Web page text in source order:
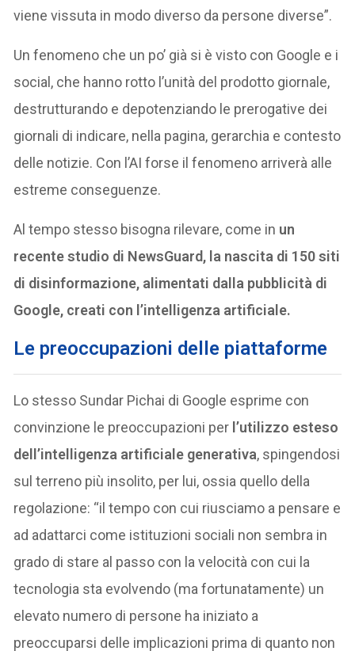
viene vissuta in modo diverso da persone diverse”.
Un fenomeno che un po’ già si è visto con Google e i
social, che hanno rotto l’unità del prodotto giornale,
destrutturando e depotenziando le prerogative dei
giornali di indicare, nella pagina, gerarchia e contesto
delle notizie. Con l’AI forse il fenomeno arriverà alle
estreme conseguenze.
Al tempo stesso bisogna rilevare, come in un
recente studio di NewsGuard, la nascita di 150 siti
di disinformazione, alimentati dalla pubblicità di
Google, creati con l’intelligenza artificiale.
Le preoccupazioni delle piattaforme
Lo stesso Sundar Pichai di Google esprime con
convinzione le preoccupazioni per l’utilizzo esteso
dell’intelligenza artificiale generativa, spingendosi
sul terreno più insolito, per lui, ossia quello della
regolazione: “il tempo con cui riusciamo a pensare e
ad adattarci come istituzioni sociali non sembra in
grado di stare al passo con la velocità con cui la
tecnologia sta evolvendo (ma fortunatamente) un
elevato numero di persone ha iniziato a
preoccuparsi delle implicazioni prima di quanto non